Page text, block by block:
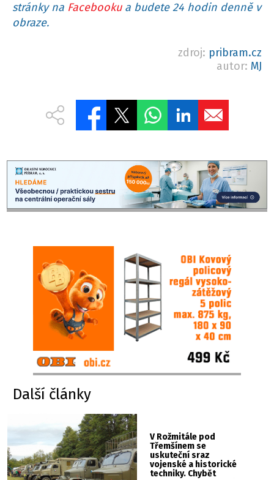
stránky na Facebookua budete 24 hodin denně v
obraze.
zdroj: pribram.cz
autor: MJ
Další články
V Rožmitále pod
Třemšínem se
uskuteční sraz
vojenské a historické
techniky. Chybět